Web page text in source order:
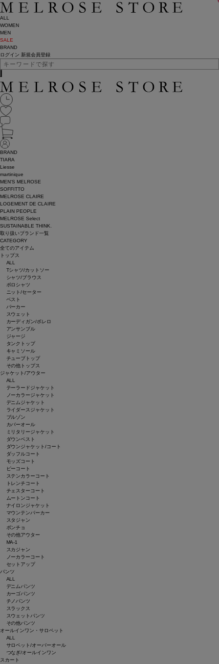
ALL
WOMEN
MEN
SALE
BRAND
ログイン 新規会員登録
BRAND
TIARA
Liesse
martinique
MEN'S MELROSE
SOFFITTO
MELROSE CLAIRE
LOGEMENT DE CLAIRE
PLAIN PEOPLE
MELROSE Select
SUSTAINABLE THINK.
取り扱いブランド一覧
CATEGORY
全てのアイテム
トップス
ALL
Tシャツ/カットソー
シャツ/ブラウス
ポロシャツ
ニット/セーター
ベスト
パーカー
スウェット
カーディガン/ボレロ
アンサンブル
ジャージ
タンクトップ
キャミソール
チューブトップ
その他トップス
ジャケット/アウター
ALL
テーラードジャケット
ノーカラージャケット
デニムジャケット
ライダースジャケット
ブルゾン
カバーオール
ミリタリージャケット
ダウンベスト
ダウンジャケット/コート
ダッフルコート
モッズコート
ピーコート
ステンカラーコート
トレンチコート
チェスターコート
ムートンコート
ナイロンジャケット
マウンテンパーカー
スタジャン
ポンチョ
その他アウター
MA-1
スカジャン
ノーカラーコート
セットアップ
パンツ
ALL
デニムパンツ
カーゴパンツ
チノパンツ
スラックス
スウェットパンツ
その他パンツ
オールインワン・サロペット
ALL
サロペット/オーバーオール
つなぎ/オールインワン
スカート